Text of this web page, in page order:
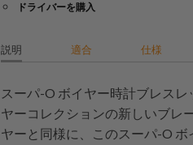
ドライバーを購入
説明 適合 仕様
スーパ-O ボイヤー時計ブレス
ヤーコレクションの新しいブレ
ヤーと同様に、このスーパ-O